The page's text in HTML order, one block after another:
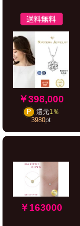
￥398,000
P 還元1％
3980pt
￥163000